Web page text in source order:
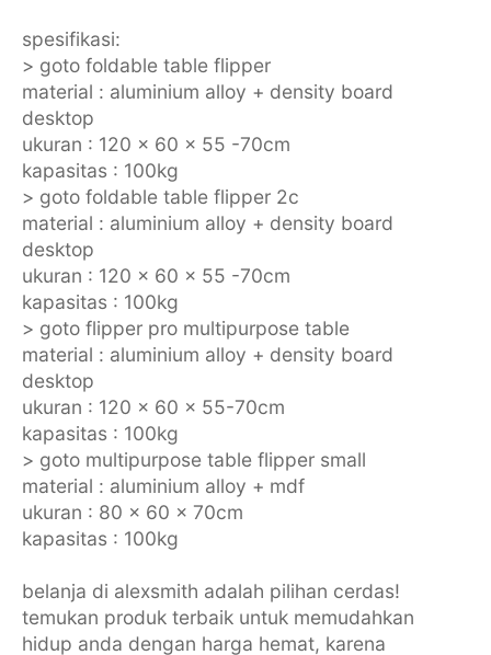
spesifikasi:
> goto foldable table flipper
material : aluminium alloy + density board
desktop
ukuran : 120 x 60 x 55 -70cm
kapasitas : 100kg
> goto foldable table flipper 2c
material : aluminium alloy + density board
desktop
ukuran : 120 x 60 x 55 -70cm
kapasitas : 100kg
> goto flipper pro multipurpose table
material : aluminium alloy + density board
desktop
ukuran : 120 x 60 x 55-70cm
kapasitas : 100kg
> goto multipurpose table flipper small
material : aluminium alloy + mdf
ukuran : 80 x 60 x 70cm
kapasitas : 100kg
belanja di alexsmith adalah pilihan cerdas!
temukan produk terbaik untuk memudahkan
hidup anda dengan harga hemat, karena